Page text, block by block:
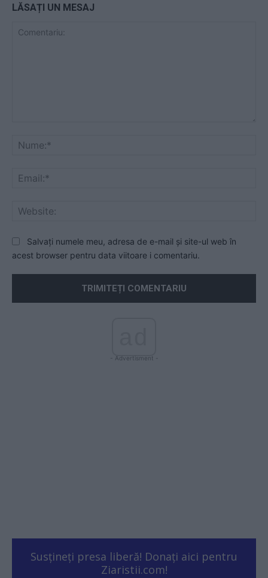
LĂSAȚI UN MESAJ
Salvați numele meu, adresa de e-mail și site-ul web în
acest browser pentru data viitoare i comentariu.
- Advertisment -
Susțineți presa liberă! Donați aici pentru
Ziaristii.com!